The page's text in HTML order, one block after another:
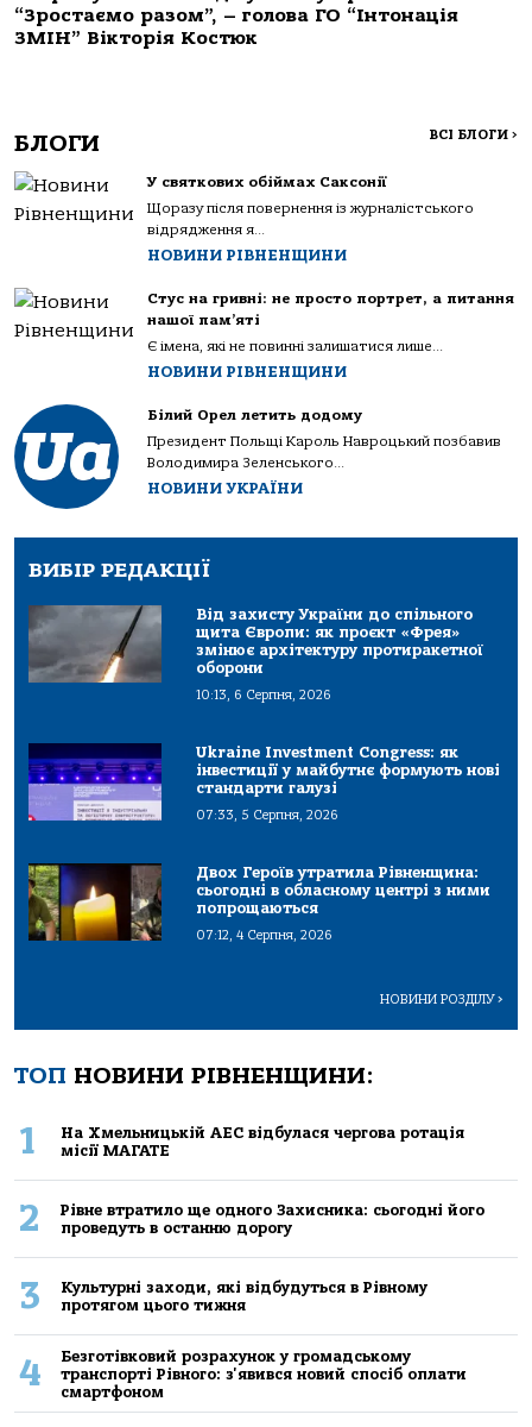
“Зростаємо разом”, – голова ГО “Інтонація
ЗМІН” Вікторія Костюк
БЛОГИ ВСІ БЛОГИ >
У святкових обіймах Саксонії
Щоразу після повернення із журналістського
відрядження я...
НОВИНИ РІВНЕНЩИНИ
Стус на гривні: не просто портрет, а питання
нашої пам’яті
Є імена, які не повинні залишатися лише...
НОВИНИ РІВНЕНЩИНИ
Білий Орел летить додому
Президент Польщі Кароль Навроцький позбавив
Володимира Зеленського...
НОВИНИ УКРАЇНИ
ВИБІР РЕДАКЦІЇ
Від захисту України до спільного
щита Європи: як проєкт «Фрея»
змінює архітектуру протиракетної
оборони
10:13, 6 Серпня, 2026
Ukraine Investment Congress: як
інвестиції у майбутнє формують нові
стандарти галузі
07:33, 5 Серпня, 2026
Двох Героїв утратила Рівненщина:
сьогодні в обласному центрі з ними
попрощаються
07:12, 4 Серпня, 2026
НОВИНИ РОЗДІЛУ>
ТОП НОВИНИ РІВНЕНЩИНИ:
1
На Хмельницькій АЕС відбулася чергова ротація
місії МАГАТЕ
2
Рівне втратило ще одного Захисника: сьогодні його
проведуть в останню дорогу
3
Культурні заходи, які відбудуться в Рівному
протягом цього тижня
4
Безготівковий розрахунок у громадському
транспорті Рівного: з'явився новий спосіб оплати
смартфоном